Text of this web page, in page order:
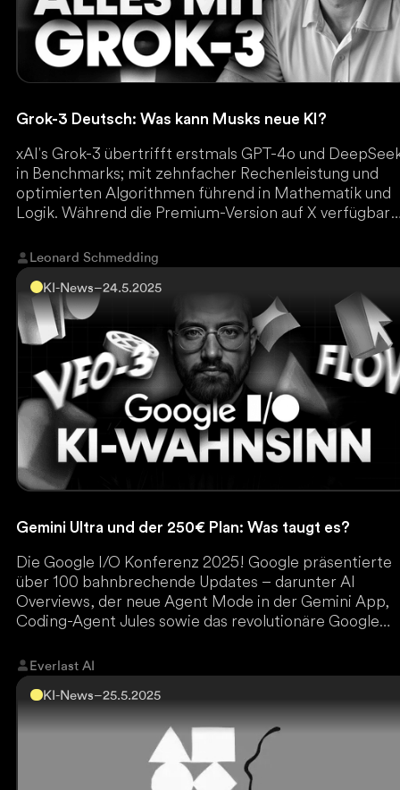
Grok-3 Deutsch: Was kann Musks neue KI?
xAI's Grok-3 übertrifft erstmals GPT-4o und
in Benchmarks; mit zehnfacher Rechenleistung und
optimierten Algorithmen führend in Mathematik und
Logik. Während die Premium-Version auf X verfügbar
Leonard Schmedding
KI-News–24.5.2025
Gemini Ultra und der 250€ Plan: Was taugt es?
Die Google I/O Konferenz 2025! Google präsentierte
über 100 bahnbrechende Updates – darunter AI
Overviews, der neue Agent Mode in der Gemini App,
Coding-Agent Jules sowie das revolutionäre Google
Everlast AI
KI-News–25.5.2025